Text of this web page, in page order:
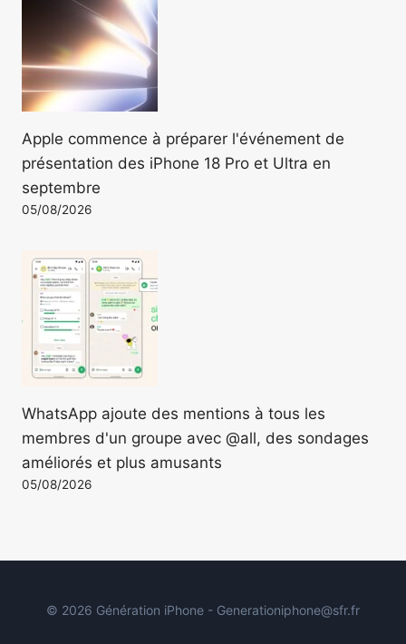
Apple commence à préparer l'événement de
présentation des iPhone 18 Pro et Ultra en
septembre
05/08/2026
WhatsApp ajoute des mentions à tous les
membres d'un groupe avec @all, des sondages
améliorés et plus amusants
05/08/2026
© 2026 Génération iPhone - Generationiphone@sfr.fr